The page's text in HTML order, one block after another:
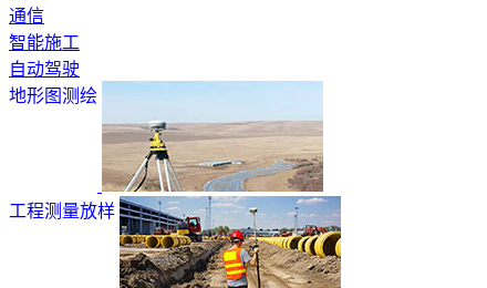
通信
智能施工
自动驾驶
地形图测绘
工程测量放样